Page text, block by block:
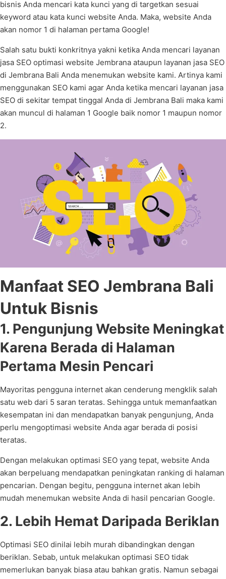
bisnis Anda mencari kata kunci yang di targetkan sesuai
keyword atau kata kunci website Anda. Maka, website Anda
akan nomor 1 di halaman pertama Google!
Salah satu bukti konkritnya yakni ketika Anda mencari layanan
jasa SEO optimasi website Jembrana ataupun layanan jasa SEO
di Jembrana Bali Anda menemukan website kami. Artinya kami
menggunakan SEO kami agar Anda ketika mencari layanan jasa
SEO di sekitar tempat tinggal Anda di Jembrana Bali maka kami
akan muncul di halaman 1 Google baik nomor 1 maupun nomor
2.
Manfaat SEO Jembrana Bali
Untuk Bisnis
1. Pengunjung Website Meningkat
Karena Berada di Halaman
Pertama Mesin Pencari
Mayoritas pengguna internet akan cenderung mengklik salah
satu web dari 5 saran teratas. Sehingga untuk memanfaatkan
kesempatan ini dan mendapatkan banyak pengunjung, Anda
perlu mengoptimasi website Anda agar berada di posisi
teratas.
Dengan melakukan optimasi SEO yang tepat, website Anda
akan berpeluang mendapatkan peningkatan ranking di halaman
pencarian. Dengan begitu, pengguna internet akan lebih
mudah menemukan website Anda di hasil pencarian Google.
2. Lebih Hemat Daripada Beriklan
Optimasi SEO dinilai lebih murah dibandingkan dengan
beriklan. Sebab, untuk melakukan optimasi SEO tidak
memerlukan banyak biasa atau bahkan gratis. Namun sebagai